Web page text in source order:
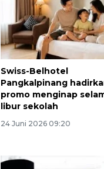
Swiss-Belhotel
Pangkalpinang
promo menginap
libur sekolah
24 Juni 2026 09:20